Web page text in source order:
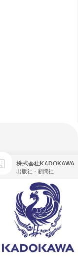
株式会社KADOKAWA
出版社・新聞社